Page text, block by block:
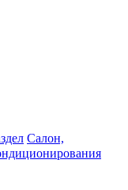
Салон,